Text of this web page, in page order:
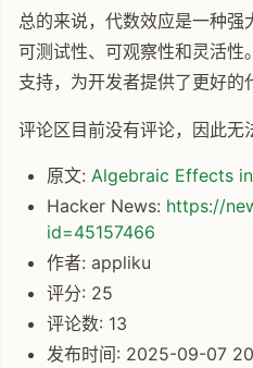
总的来说，代数效应是一种强
可测试性、可观察性和灵活
支持，为开发者提供了更好的
评论区目前没有评论，因此无
原文: Algebraic Effects
Hacker News: https://
id=45157466
作者: appliku
评分: 25
评论数: 13
发布时间: 2025-09-07